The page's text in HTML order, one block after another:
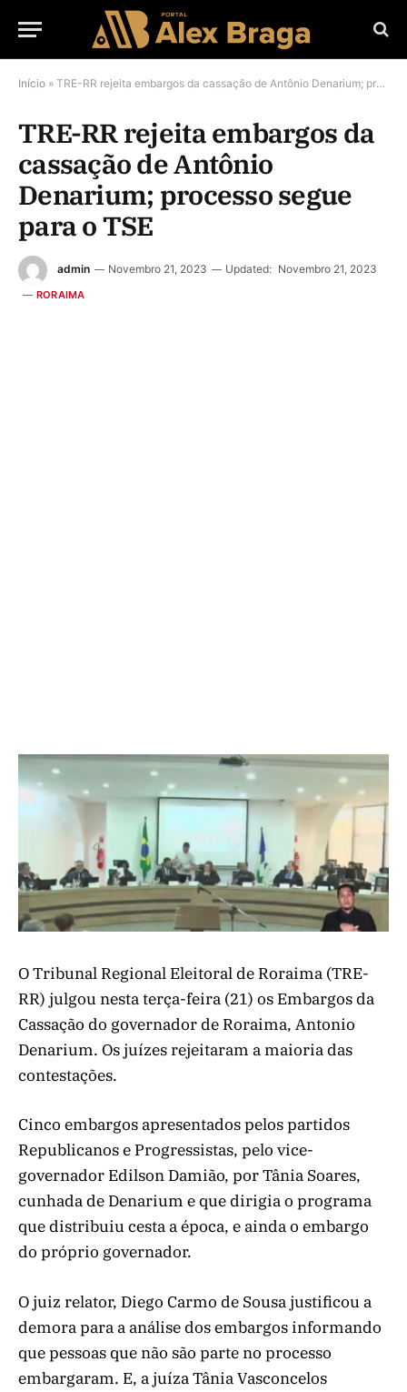
Início » TRE-RR rejeita embargos da cassação de Antônio Denarium; processo segue para o TSE
TRE-RR rejeita embargos da
cassação de Antônio
Denarium; processo segue
para o TSE
admin Novembro 21, 2023 Updated: Novembro 21, 2023
RORAIMA
O Tribunal Regional Eleitoral de Roraima (TRE-
RR) julgou nesta terça-feira (21) os Embargos da
Cassação do governador de Roraima, Antonio
Denarium. Os juízes rejeitaram a maioria das
contestações.
Cinco embargos apresentados pelos partidos
Republicanos e Progressistas, pelo vice-
governador Edilson Damião, por Tânia Soares,
cunhada de Denarium e que dirigia o programa
que distribuiu cesta a época, e ainda o embargo
do próprio governador.
O juiz relator, Diego Carmo de Sousa justificou a
demora para a análise dos embargos informando
que pessoas que não são parte no processo
embargaram. E, a juíza Tânia Vasconcelos